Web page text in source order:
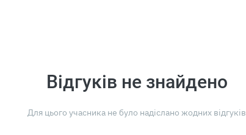
Відгуків не знайдено
Для цього учасника не було надіслано жодних відгуків